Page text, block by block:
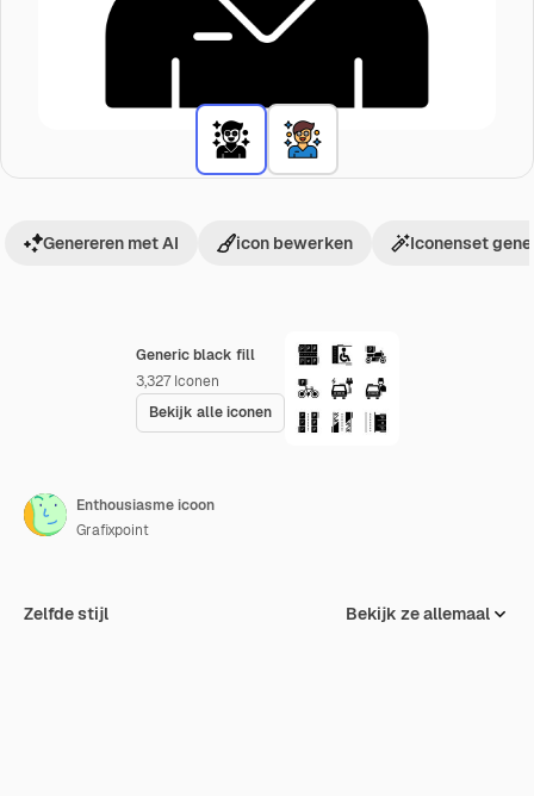
Generic black fill
3,327 Iconen
Bekijk alle iconen
Genereren met AI icon bewerken Iconenset
Enthousiasme icoon
Grafixpoint
Zelfde stijl Bekijk ze allemaal